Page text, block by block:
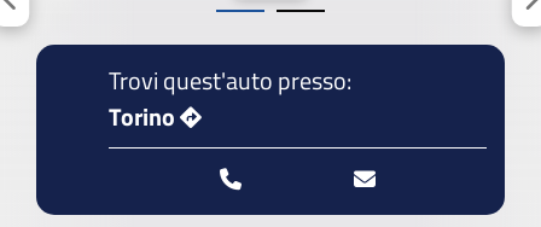
Trovi quest'auto presso:
Torino